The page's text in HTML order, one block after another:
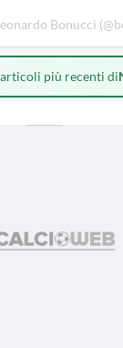
articoli più recenti di